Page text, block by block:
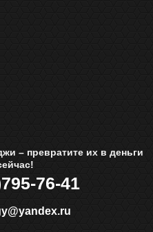
– превратите их в деньги
795-76-41